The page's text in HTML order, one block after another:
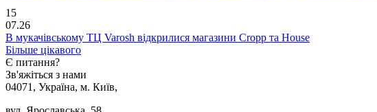
15
07.26
В мукачівському ТЦ Varosh відкрилися магазини Cropp та House
Більше цікавого
Є питання?
Зв'яжіться з нами
04071, Україна, м. Київ,